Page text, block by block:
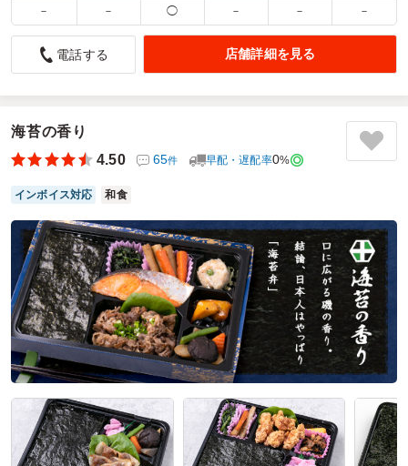
サンドイッチもおにぎりも一緒のお店で頼めてとても助か
りました
おにぎりとサンドイッチをどちらも頼めるお店を探しており
初めて注文しましたが、どちらもとても大好評であっという
間になくなりました。
またお願いすると思います。ありがとうございました！
ご利用シーン：ロケ・撮影›撮影
参加者の年齢：－男女比：－
東京都品川区東五反田2026/06/26
全力パンの口コミをもっと見る
－ － ◯ － － －
電話する 店舗詳細を見る
海苔の香り
4.50
65件 早配・遅配率0%
インボイス対応 和食